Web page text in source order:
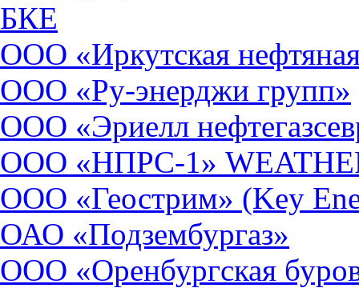
БКЕ
ООО «Иркутская
ООО «Ру-энерджи групп»
ООО «Эриелл
ООО «НПРС-1»
ООО «Геострим» (Key
ОАО «Подзембургаз»
ООО «Оренбургская